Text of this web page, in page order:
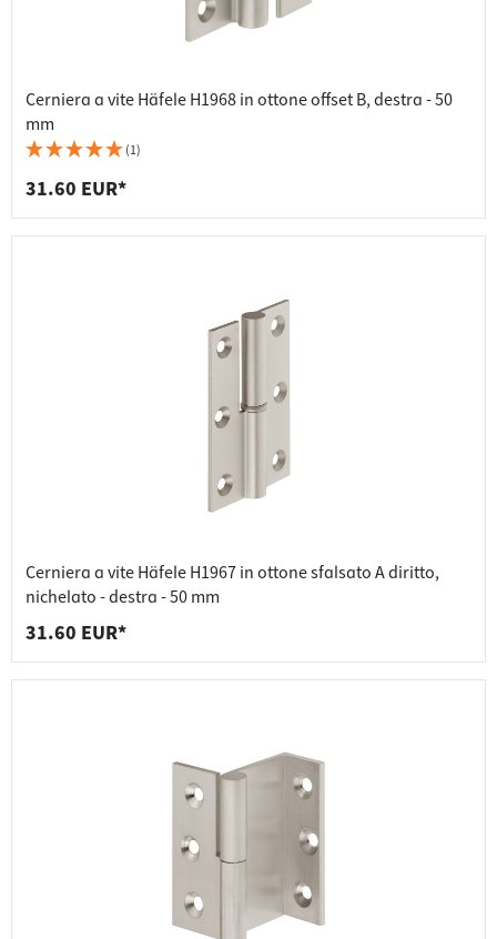
Cerniera a vite Häfele H1968 in ottone offset B, destra - 50
mm
(1)
31.60 EUR*
Cerniera a vite Häfele H1967 in ottone sfalsato A diritto,
nichelato - destra - 50 mm
31.60 EUR*